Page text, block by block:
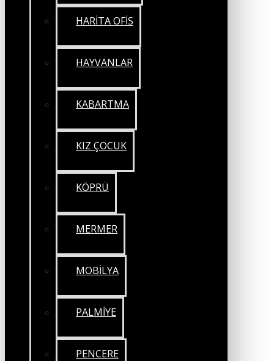
HARİTA OFİS
HAYVANLAR
KABARTMA
KIZ ÇOCUK
KÖPRÜ
MERMER
MOBİLYA
PALMİYE
PENCERE